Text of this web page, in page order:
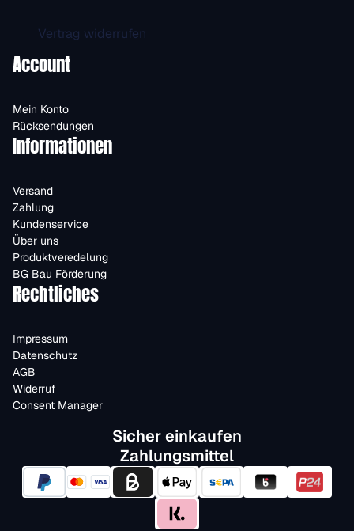
Vertrag widerrufen
Account
Mein Konto
Rücksendungen
Informationen
Versand
Zahlung
Kundenservice
Über uns
Produktveredelung
BG Bau Förderung
Rechtliches
Impressum
Datenschutz
AGB
Widerruf
Consent Manager
Sicher einkaufen
Zahlungsmittel